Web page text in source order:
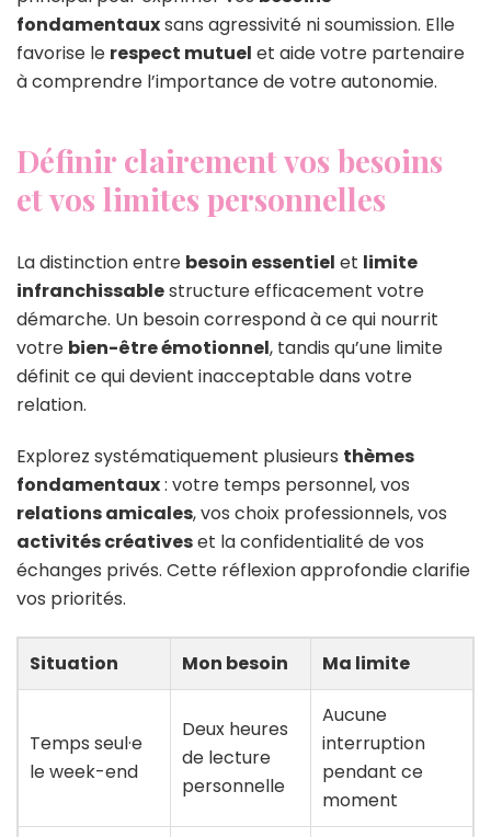
fondamentauxsans agressivité ni soumission. Elle
favorise le respect mutuel et aide votre partenaire
à comprendre l’importance de votre autonomie.
Définir clairement vos besoins
et vos limites personnelles
La distinction entre besoin essentiel et limite
infranchissablestructure efficacement votre
démarche. Un besoin correspond à ce qui nourrit
votre bien-être émotionnel, tandis qu’une limite
définit ce qui devient inacceptable dans votre
relation.
Explorez systématiquement plusieurs thèmes
fondamentaux: votre temps personnel, vos
relations amicales, vos choix professionnels, vos
activités créativeset la confidentialité de vos
échanges privés. Cette réflexion approfondie clarifie
vos priorités.
Situation Mon besoin Ma limite
Temps seul·e
le week-end
Deux heures
de lecture
personnelle
Aucune
interruption
pendant ce
moment